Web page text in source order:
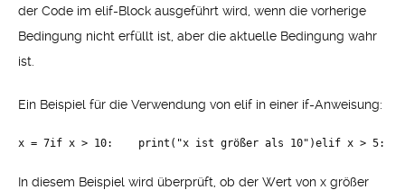
der Code im elif-Block ausgeführt wird, wenn die vorherige
Bedingung nicht erfüllt ist, aber die aktuelle Bedingung wahr
ist.
Ein Beispiel für die Verwendung von elif in einer if-Anweisung:
x = 7if x > 10:    print("x ist größer als 10")elif x > 5:
In diesem Beispiel wird überprüft, ob der Wert von x größer